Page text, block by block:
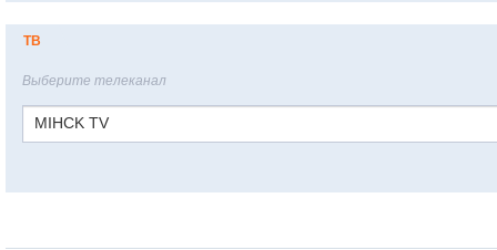
ТВ
Выберите телеканал
MIHCK TV